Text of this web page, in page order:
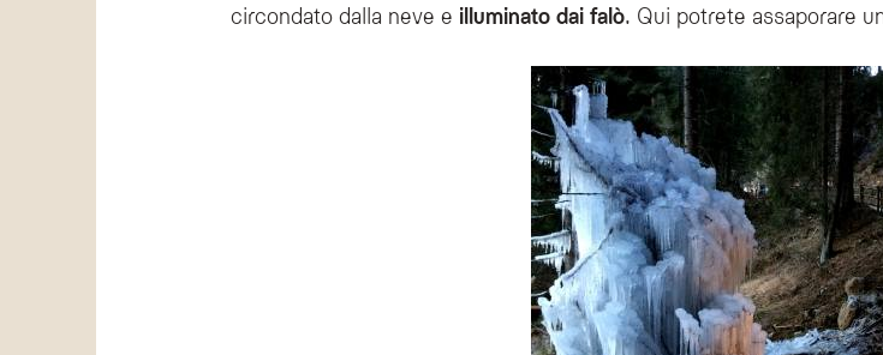
circondato dalla neve e illuminato dai falò. Qui potrete assaporare